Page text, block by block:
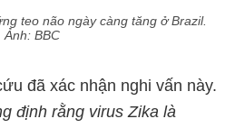
teo não ngày càng tăng ở Brazil.
Ảnh: BBC
đã xác nhận nghi vấn này.
định rằng virus Zika là